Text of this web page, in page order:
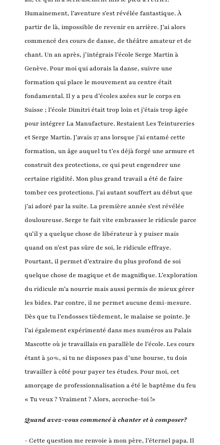
Humainement, l’aventure s’est révélée fantastique. À
partir de là, impossible de revenir en arrière. J’ai alors
commencé des cours de danse, de théâtre amateur et de
chant. Un an après, j’intégrais l’école Serge Martin à
Genève. Pour moi qui adorais la danse, suivre une
formation qui place le mouvement au centre était
fondamental. Il y a peu d’écoles axées sur le corps en
Suisse ; l’école Dimitri était trop loin et j’étais trop âgée
pour intégrer La Manufacture. Restaient Les Teintureries
et Serge Martin. J’avais 27 ans lorsque j’ai entamé cette
formation, un âge auquel tu t’es déjà forgé une armure et
construit des protections, ce qui peut engendrer une
certaine rigidité. Mon plus grand travail a été de faire
tomber ces protections. J’ai autant souffert au début que
j’ai adoré par la suite. La première année s’est révélée
douloureuse. Serge te fait vite embrasser le ridicule parce
qu’il y a quelque chose de libérateur à y puiser mais
quand on n’est pas sûre de soi, le ridicule effraye.
Pourtant, il permet d’extraire du plus profond de soi
quelque chose de magique et de magnifique. L’exploration
du ridicule m’a nourrie mais aussi permis de mieux gérer
les bides. Par contre, il ne permet aucune demi-mesure.
Dès que tu l’endosses tièdement, le malaise se pointe. Je
l’ai également expérimenté dans mes numéros au Palais
Mascotte où je travaillais en parallèle de l’école. Les cours
étant à 50%, si tu ne disposes pas d’une bourse, tu dois
travailler à côté pour payer tes études. Pour moi, cet
amorçage de professionnalisation a été le baptême du feu
« Tu veux ? Vraiment ? Alors, accroche-toi !»
Quand avez-vous commencé à chanter et à composer?
- Cette question me renvoie à mon père, l’éternel papa. Il